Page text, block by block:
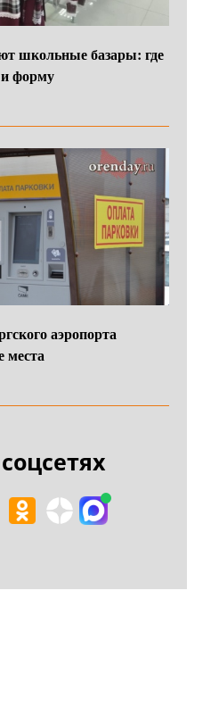
школьные базары: где
форму
аэропорта
места